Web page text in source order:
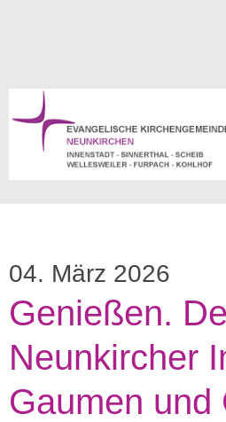
04. März 2026
Genießen.
Neunkircher
Gaumen und